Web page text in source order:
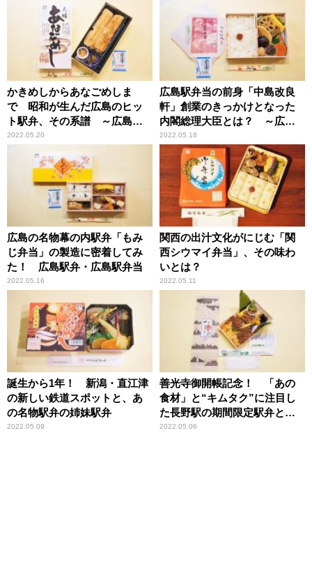
かきめしからあなごめしま
で 昭和が生んだ広島のヒッ
ト駅弁、その系譜 ～広島駅
弁・広島駅弁当
2022.05.20
広島駅弁当の前身「中島改良
軒」創業のきっかけとなった
内閣総理大臣とは？ ～広島
駅弁・広島駅弁当
2022.05.18
広島の名物幕の内駅弁「もみ
じ弁当」の製造に密着してみ
た！ 広島駅弁・広島駅弁当
2022.05.16
関西の出汁文化がにじむ「関
西シウマイ弁当」、その味わ
いとは？
2022.05.11
誕生から1年！ 新潟・直江津
の新しい鉄道スポットと、あ
の名物駅弁の姉妹駅弁
2022.05.09
善光寺御開帳記念！ 「あの
食材」と“キムタク”に注目し
た長野駅の期間限定駅弁と
は？
2022.05.06